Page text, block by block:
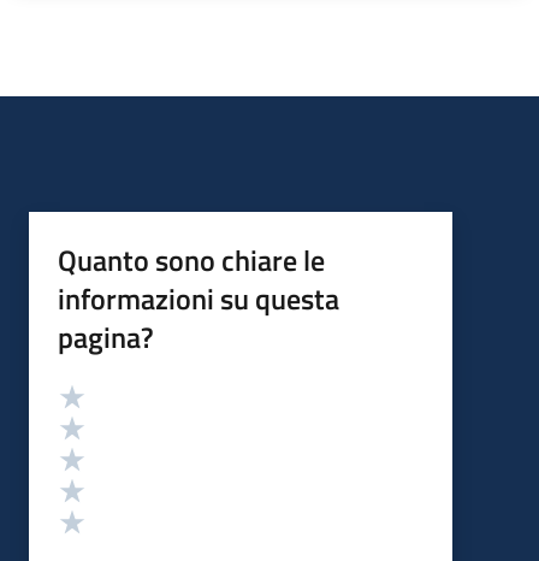
Quanto sono chiare le
informazioni su questa
pagina?
Valutazione